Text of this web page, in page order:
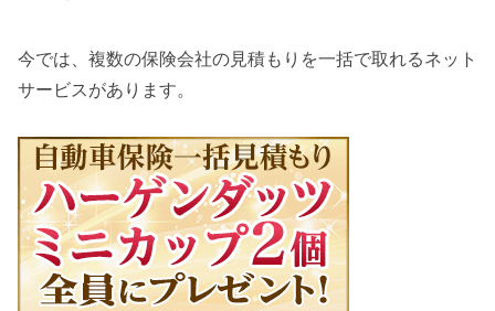
今では、複数の保険会社の見積もりを一括で取れるネット
サービスがあります。